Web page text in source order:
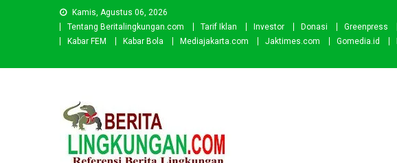
Kamis, Agustus 06, 2026
Tentang Beritalingkungan.com
Tarif Iklan Investor Donasi Greenpress
Kabar FEM
Kabar Bola Mediajakarta.com Jaktimes.com Gomedia.id